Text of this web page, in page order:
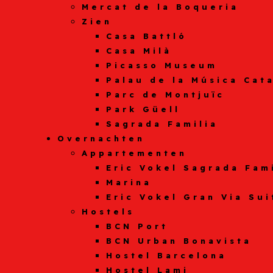
Mercat de la Boqueria
Zien
Casa Battló
Casa Milà
Picasso Museum
Palau de la Música
Parc de Montjuïc
Park Güell
Sagrada Familia
Overnachten
Appartementen
Eric Vokel Sagrada
Marina
Eric Vokel Gran Via
Hostels
BCN Port
BCN Urban Bonavista
Hostel Barcelona
Hostel Lami